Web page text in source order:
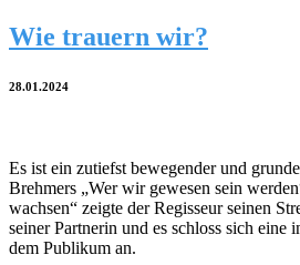
Wie trauern wir?
28.01.2024
Es ist ein zutiefst bewegender und
Brehmers „Wer wir gewesen sein
wachsen“ zeigte der Regisseur seinen
seiner Partnerin und es schloss sich eine
dem Publikum an.